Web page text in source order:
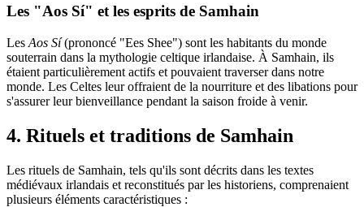
Les "Aos Sí" et les esprits de Samhain
Les Aos Sí(prononcé "Ees Shee") sont les habitants du monde
souterrain dans la mythologie celtique irlandaise. À Samhain, ils
étaient particulièrement actifs et pouvaient traverser dans notre
monde. Les Celtes leur offraient de la nourriture et des libations pour
s'assurer leur bienveillance pendant la saison froide à venir.
4. Rituels et traditions de Samhain
Les rituels de Samhain, tels qu'ils sont décrits dans les textes
médiévaux irlandais et reconstitués par les historiens, comprenaient
plusieurs éléments caractéristiques :